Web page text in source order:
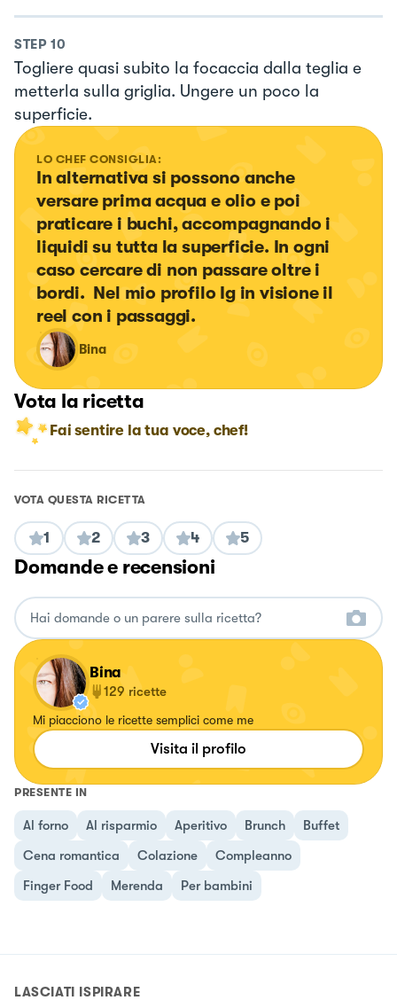
STEP 10
Togliere quasi subito la focaccia dalla teglia e
metterla sulla griglia. Ungere un poco la
superficie.
LO CHEF CONSIGLIA:
In alternativa si possono anche
versare prima acqua e olio e poi
praticare i buchi, accompagnando i
liquidi su tutta la superficie. In ogni
caso cercare di non passare oltre i
bordi.  Nel mio profilo Ig in visione il
reel con i passaggi.
Bina
Vota la ricetta
Fai sentire la tua voce, chef!
VOTA QUESTA RICETTA
1 2 3 4 5
Domande e recensioni
Bina
129 ricette
Mi piacciono le ricette semplici come me
Visita il profilo
PRESENTE IN
Al forno Al risparmio Aperitivo Brunch
Buffet
Cena romantica
Colazione
Compleanno
Finger Food
Merenda Per bambini
LASCIATI ISPIRARE